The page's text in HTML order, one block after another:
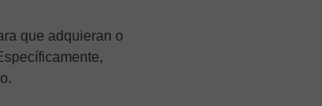
que adquieran o